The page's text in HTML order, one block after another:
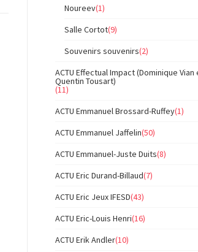
Noureev(1)
Salle Cortot(9)
Souvenirs souvenirs(2)
ACTU Effectual Impact (Dominique Vian
Quentin Tousart)
(11)
ACTU Emmanuel Brossard-Ruffey(1)
ACTU Emmanuel Jaffelin(50)
ACTU Emmanuel-Juste Duits(8)
ACTU Eric Durand-Billaud(7)
ACTU Eric Jeux IFESD(43)
ACTU Eric-Louis Henri(16)
ACTU Erik Andler(10)